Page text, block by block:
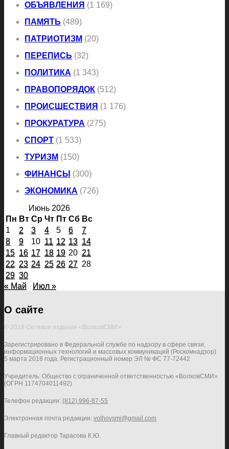
ОБЪЯВЛЕНИЯ (1 169)
ПАМЯТЬ (489)
ПАТРИОТИЗМ (20)
ПЕРЕПИСЬ (32)
ПОЛИТИКА (1 343)
ПРАВОПОРЯДОК (512)
ПРОИСШЕСТВИЯ (1 176)
ПРОКУРАТУРА (275)
СПОРТ (1 533)
ТУРИЗМ (150)
ФИНАНСЫ (300)
ЭКОНОМИКА (726)
Июнь 2026
Пн Вт Ср Чт Пт Сб Вс
1
2 3 4 5 6
7
8
9 10 11 12 13 14
15 16 17 18 19 20 21
22 23 24 25 26 27 28
29 30
« Май
Июл »
О сайте
© 2018 Сетевое издание «ВолховСМИ»
Зарегистрировано в Федеральной службе по надзору в сфере связи,
информационных технологий и массовых коммуникаций (Роскомнадзор)
5 марта 2018 года. Регистрационный номер ЭЛ № ФС 77-72442
Учредитель: Общество с ограниченной ответственностью «ВолховСМИ»
(ОГРН 1174704011492)
Телефон редакции: (812) 996-87-55
Электронная почта редакции: volhovsmi@gmail.com
Главный редактор Тарасова К.Ю.